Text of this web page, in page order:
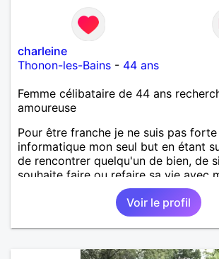
charleine
Thonon-les-Bains - 44 ans
Femme célibataire de 44 ans
amoureuse
Pour être franche je ne suis pas forte
informatique mon seul but en étant
de rencontrer quelqu'un de bien, de
souhaite faire ou refaire sa vie avec
Voir le profil